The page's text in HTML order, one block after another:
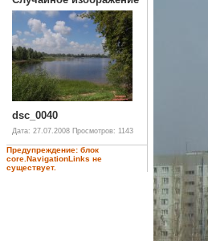
dsc_0040
Дата: 27.07.2008 Просмотров: 1143
Предупреждение: блок
core.NavigationLinks не
существует.